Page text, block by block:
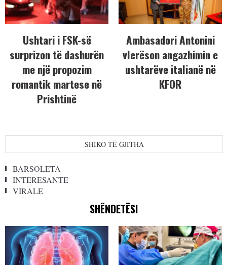
Ushtari i FSK-së
surprizon të dashurën
me një propozim
romantik martese në
Prishtinë
Ambasadori Antonini
vlerëson angazhimin e
ushtarëve italianë në
KFOR
SHIKO TË GJITHA
BARSOLETA
INTERESANTE
VIRALE
SHËNDETËSI